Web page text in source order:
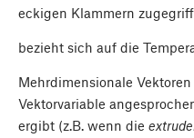
eckigen Klammern
bezieht sich auf die
Mehrdimensionale
Vektorvariable
ergibt (z.B. wenn die